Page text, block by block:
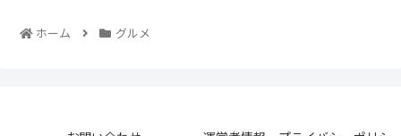
ホーム グルメ